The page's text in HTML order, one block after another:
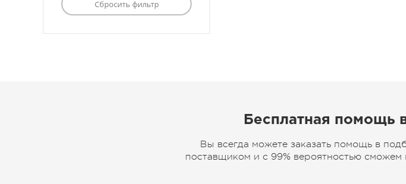
Бесплатная помощь
Вы всегда можете заказать помощь в
поставщиком и с 99% вероятностью